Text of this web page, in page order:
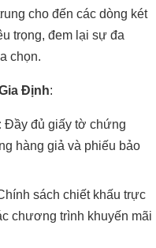
cho đến các dòng két
trọng, đem lại sự đa
chọn.
Định:
Đầy đủ giấy tờ chứng
hàng giả và phiếu bảo
sách chiết khấu trực
chương trình khuyến mãi